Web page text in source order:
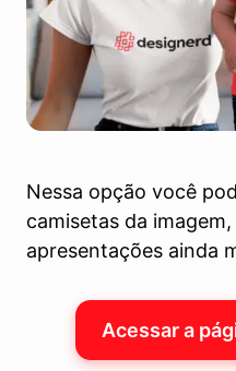
Nessa opção você
camisetas da
apresentações ainda
Acessar a